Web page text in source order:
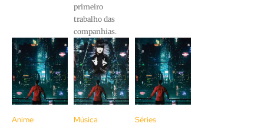
primeiro
trabalho das
companhias.
Anime Música Séries